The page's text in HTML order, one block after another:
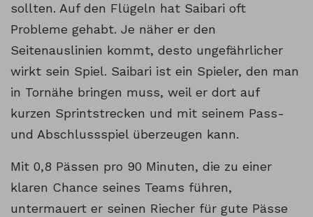
sollten. Auf den Flügeln hat Saibari oft
Probleme gehabt. Je näher er den
Seitenauslinien kommt, desto ungefährlicher
wirkt sein Spiel. Saibari ist ein Spieler, den man
in Tornähe bringen muss, weil er dort auf
kurzen Sprintstrecken und mit seinem Pass-
und Abschlussspiel überzeugen kann.
Mit 0,8 Pässen pro 90 Minuten, die zu einer
klaren Chance seines Teams führen,
untermauert er seinen Riecher für gute Pässe